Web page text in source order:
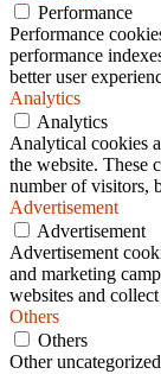
Performance
Performance
performance
better user
Analytics
Analytics
Analytical cookies
the website. These
number of visitors,
Advertisement
Advertisement
Advertisement
and marketing
websites and
Others
Others
Other